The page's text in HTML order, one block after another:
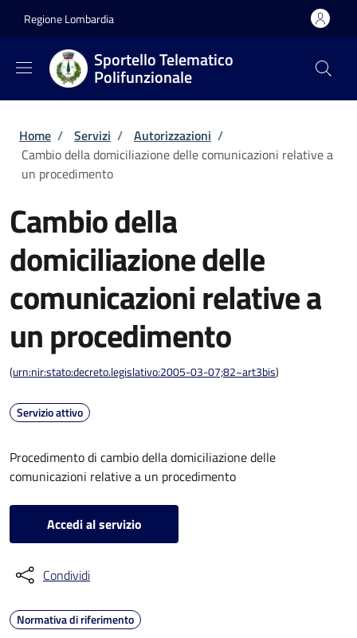
Regione Lombardia
Sportello Telematico
Polifunzionale
Briciole di pane
Home / Servizi / Autorizzazioni /
Cambio della domiciliazione delle comunicazioni relative a
un procedimento
Cambio della
domiciliazione delle
comunicazioni relative a
un procedimento
(urn:nir:stato:decreto.legislativo:2005-03-07;82~art3bis)
Servizio attivo
Procedimento di cambio della domiciliazione delle
comunicazioni relative a un procedimento
Accedi al servizio
Condividi
Normativa di riferimento